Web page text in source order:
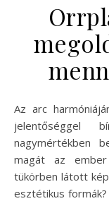
Az arc harmóniájának megteremtésében az orr kiemelt
jelentőséggel
nagymértékben
magát az
tükörben látott
esztétikus